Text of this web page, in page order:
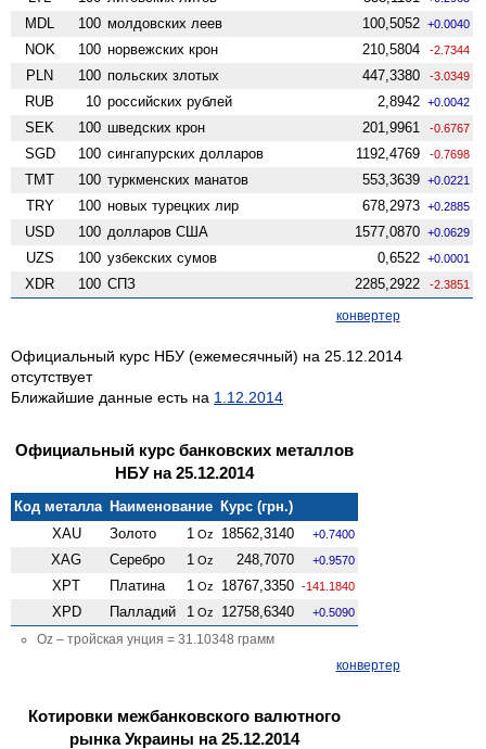
MDL 100 молдовских леев 100,5052 +0.0040
NOK 100 норвежских крон 210,5804 -2.7344
PLN 100 польских злотых 447,3380 -3.0349
RUB 10 российских рублей 2,8942 +0.0042
SEK 100 шведских крон 201,9961 -0.6767
SGD 100 сингапурских долларов 1192,4769 -0.7698
TMT 100 туркменских манатов 553,3639 +0.0221
TRY 100 новых турецких лир 678,2973 +0.2885
USD 100 долларов США 1577,0870 +0.0629
UZS 100 узбекских сумов 0,6522 +0.0001
XDR 100 СПЗ 2285,2922 -2.3851
конвертер
Официальный курс НБУ (ежемесячный) на 25.12.2014
отсутствует
Ближайшие данные есть на 1.12.2014
Официальный курс банковских металлов
НБУ на 25.12.2014
Код металла Наименование Курс (грн.)
XAU
Золото 1 Oz 18562,3140 +0.7400
XAG Серебро 1 Oz 248,7070 +0.9570
XPT Платина 1 Oz 18767,3350 -141.1840
XPD Палладий 1 Oz 12758,6340 +0.5090
Oz – тройская унция = 31.10348 грамм
конвертер
Котировки межбанковского валютного
рынка Украины на 25.12.2014